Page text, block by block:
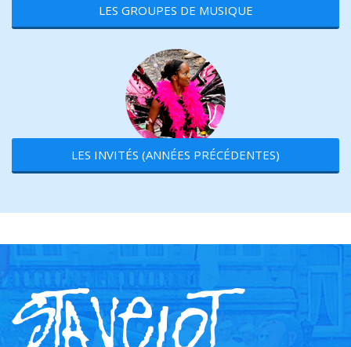
LES GROUPES DE MUSIQUE
LES INVITÉS (ANNÉES PRÉCÉDENTES)